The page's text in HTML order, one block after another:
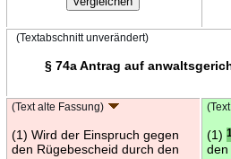
(Textabschnitt unverändert)
§ 74a Antrag auf
(Text alte Fassung)
(1) Wird der Einspruch gegen
den Rügebescheid durch den
(1) 1
den